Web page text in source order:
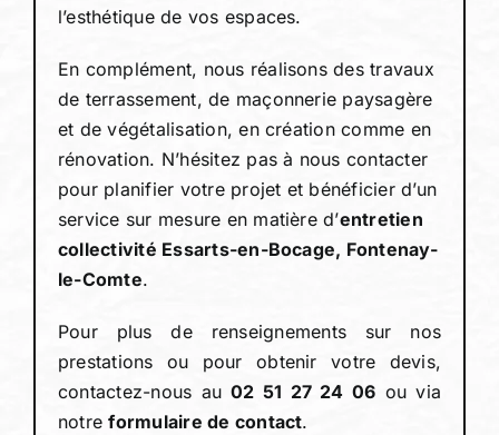
l’esthétique de vos espaces.
En complément, nous réalisons des travaux
de terrassement, de maçonnerie paysagère
et de végétalisation, en création comme en
rénovation. N’hésitez pas à nous contacter
pour planifier votre projet et bénéficier d’un
service sur mesure en matière d’entretien
collectivité Essarts-en-Bocage, Fontenay-
le-Comte.
Pour plus de renseignements sur nos
prestations ou pour obtenir votre devis,
contactez-nous au02 51 27 24 06 ou via
notreformulaire de contact.